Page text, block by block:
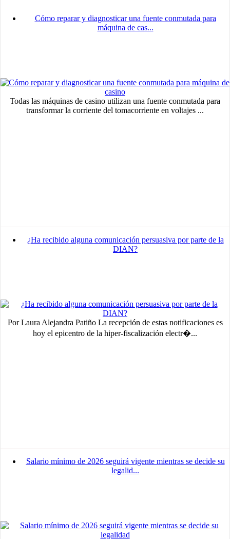
Cómo reparar y diagnosticar una fuente conmutada para
máquina de cas...
Todas las máquinas de casino utilizan una fuente conmutada para
transformar la corriente del tomacorriente en voltajes ...
¿Ha recibido alguna comunicación persuasiva por parte de la
DIAN?
Por Laura Alejandra Patiño La recepción de estas notificaciones es
hoy el epicentro de la hiper-fiscalización electr�...
Salario mínimo de 2026 seguirá vigente mientras se decide su
legalid...